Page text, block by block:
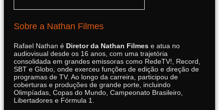
Sobre a Nathan Filmes
Rafael Nathan é Diretor da Nathan Filmes e atua no
audiovisual desde os 16 anos, com uma trajetória
consolidada em grandes emissoras como RedeTV!, Record,
SBT e Globo, onde exerceu funções de edição e direção de
programas de TV. Ao longo da carreira, participou de
coberturas e produções de grande porte, incluindo
Olimpíadas, Copas do Mundo, Campeonato Brasileiro,
Libertadores e Fórmula 1.